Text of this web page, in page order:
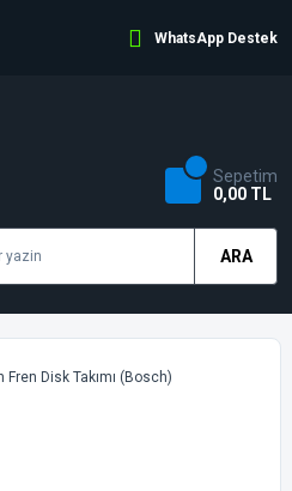
WhatsApp Destek
ARA
Sepetim
0,00 TL